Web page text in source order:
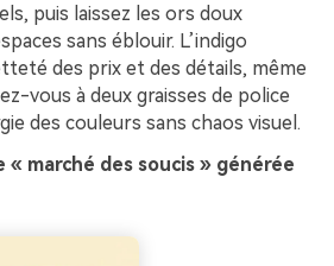
puis laissez les ors doux
sans éblouir. L’indigo
des prix et des détails, même
vous à deux graisses de police
des couleurs sans chaos visuel.
« marché des soucis » générée